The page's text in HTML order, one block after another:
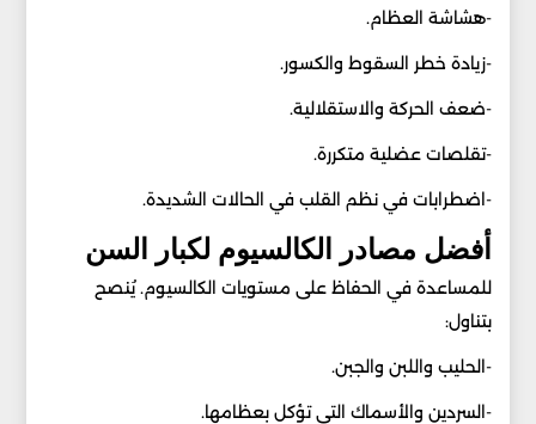
-هشاشة العظام.
-زيادة خطر السقوط والكسور.
-ضعف الحركة والاستقلالية.
-تقلصات عضلية متكررة.
-اضطرابات في نظم القلب في الحالات الشديدة.
أفضل مصادر الكالسيوم لكبار السن
للمساعدة في الحفاظ على مستويات الكالسيوم. يُنصح
بتناول:
-الحليب واللبن والجبن.
-السردين والأسماك التي تؤكل بعظامها.